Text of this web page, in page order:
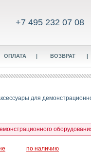
+7 495 232 07 08
ОПЛАТА | ВОЗВРАТ |
для
по наличию